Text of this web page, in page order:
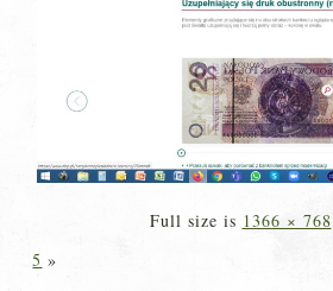
Full size is 1366 × 768
5 »